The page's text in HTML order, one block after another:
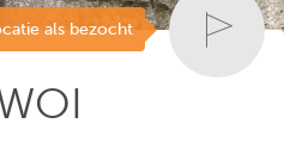
als bezocht